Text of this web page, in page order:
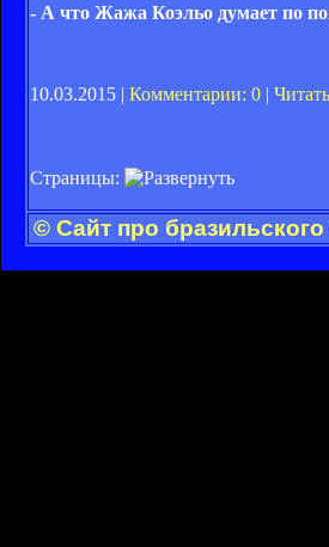
- А что Жажа Коэльо думает по
10.03.2015 | Комментарии: 0 |
Страницы:
© Сайт про